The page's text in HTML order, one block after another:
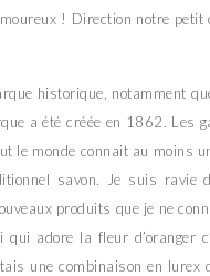
! Direction notre petit
historique, notamment
a été créée en 1862. Les
le monde connait au moins
savon. Je suis ravie
produits que je ne
adore la fleur d’oranger
une combinaison en lurex